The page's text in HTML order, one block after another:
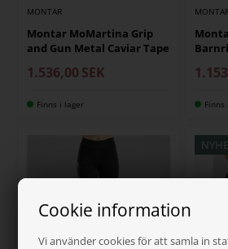
Cookie information
Vi använder cookies för att samla in
MONTAR
Montar MoMartina Grip
and Gun Metal Caviar Tape
1.536,00 SEK
Finns i lager